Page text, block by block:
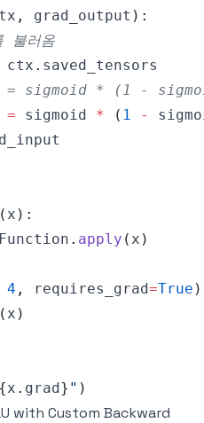
, grad_output ) :
불러옴
ctx .
= sigmoid * (1 -
= sigmoid * ( 1 -
( x ) :
. apply ( x )
4 , requires_grad=True )
( x )
{x . grad} " )
with Custom Backward